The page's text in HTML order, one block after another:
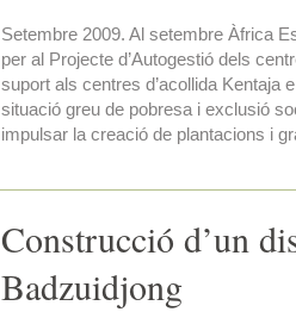
Setembre 2009. Al setembre Àfrica
per al Projecte d’Autogestió dels
suport als centres d’acollida Kentaja
situació greu de pobresa i exclusió
impulsar la creació de plantacions i
Construcció d’un
Badzuidjong